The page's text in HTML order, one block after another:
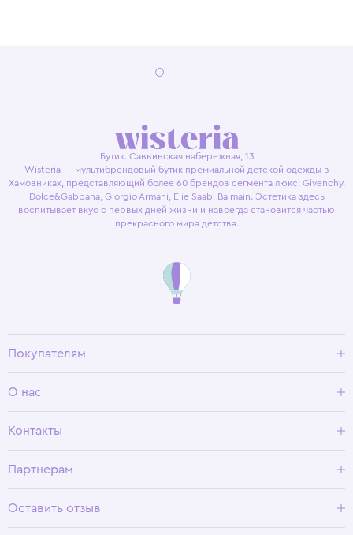
Бутик. Саввинская набережная, 13
Wisteria — мультибрендовый бутик премиальной детской одежды в
Хамовниках, представляющий более 60 брендов сегмента люкс: Givenchy,
Dolce&Gabbana, Giorgio Armani, Elie Saab, Balmain. Эстетика здесь
воспитывает вкус с первых дней жизни и навсегда становится частью
прекрасного мира детства.
Покупателям
Условия возврата
О нас
Программа лояльности
Контакты
Партнерам
Оставить отзыв